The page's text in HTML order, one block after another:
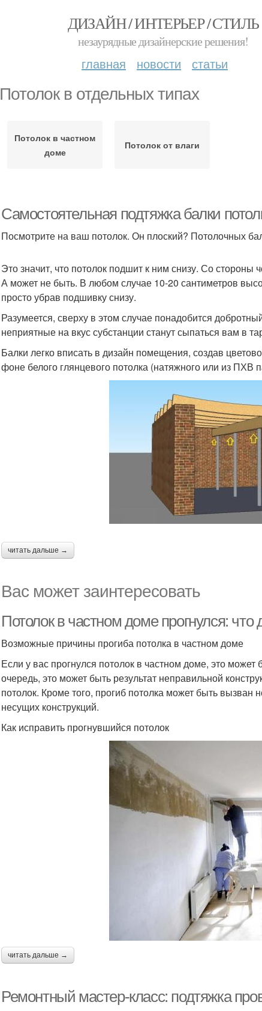
ДИЗАЙН / ИНТЕРЬЕР / СТИЛЬ
незаурядные дизайнерские решения!
главная новости статьи
Потолок в отдельных типах
Потолок в частном
доме
Потолок от влаги
Самостоятельная подтяжка балки
Посмотрите на ваш потолок. Он плоский? Потолочных
Это значит, что потолок подшит к ним снизу. Со стороны
А может не быть. В любом случае 10-20 сантиметров
просто убрав подшивку снизу.
Разумеется, сверху в этом случае понадобится
неприятные на вкус субстанции станут сыпаться вам в
Балки легко вписать в дизайн помещения, создав
фоне белого глянцевого потолка (натяжного или из ПХВ
читать дальше →
Вас может заинтересовать
Потолок в частном доме прогнулся: что
Возможные причины прогиба потолка в частном доме
Если у вас прогнулся потолок в частном доме, это
очередь, это может быть результат неправильной
потолок. Кроме того, прогиб потолка может быть
несущих конструкций.
Как исправить прогнувшийся потолок
читать дальше →
Ремонтный мастер-класс: подтяжка